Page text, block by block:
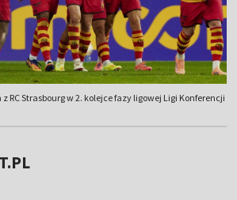
RC Strasbourg w 2. kolejce fazy ligowej Ligi Konferencji